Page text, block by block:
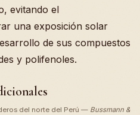
evitando el
una exposición solar
de sus compuestos
y polifenoles.
del norte del Perú — Bussmann &